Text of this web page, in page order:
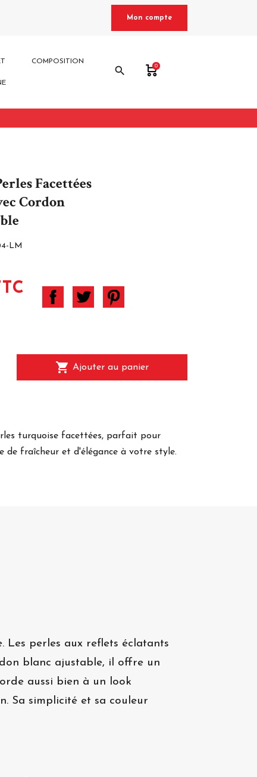
Mon compte
COMPOSITION
search 0
Facettées
Cordon
LM
shopping_cart Ajouter au panier
turquoise facettées, parfait pour
de fraîcheur et d'élégance à votre style.
perles aux reflets éclatants
blanc ajustable, il offre un
aussi bien à un look
Sa simplicité et sa couleur